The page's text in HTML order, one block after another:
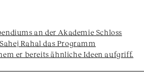
an der Akademie Schloss
Rahal das Programm
er bereits ähnliche Ideen aufgriff.